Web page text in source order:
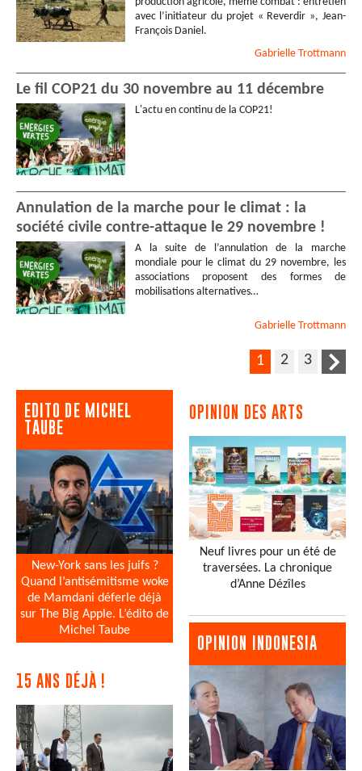
avec l’initiateur du projet « Reverdir », Jean-
François Daniel.
Gabrielle Trottmann
Le fil COP21 du 30 novembre au 11 décembre
L'actu en continu de la COP21!
Annulation de la marche pour le climat : la
société civile contre-attaque le 29 novembre !
A la suite de l’annulation de la marche
mondiale pour le climat du 29 novembre, les
associations proposent des formes de
mobilisations alternatives…
Gabrielle Trottmann
1 2 3
EDITO DE MICHEL
TAUBE
New-York sans les juifs ?
Quand l’antisémitisme woke
de Mamdani déferle déjà
sur The Big Apple. L’édito de
Michel Taube
15 ANS DÉJÀ !
OPINION DES ARTS
Neuf livres pour un été de
traversées. La chronique
d’Anne Dézîles
OPINION INDONESIA